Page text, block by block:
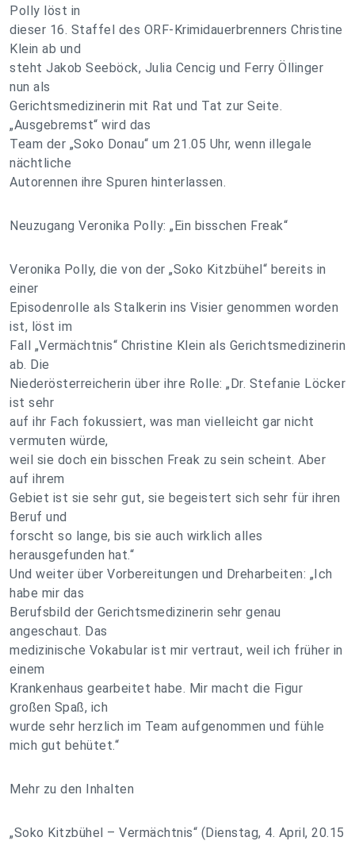
Polly löst in
dieser 16. Staffel des ORF-Krimidauerbrenners Christine
Klein ab und
steht Jakob Seeböck, Julia Cencig und Ferry Öllinger
nun als
Gerichtsmedizinerin mit Rat und Tat zur Seite.
„Ausgebremst“ wird das
Team der „Soko Donau“ um 21.05 Uhr, wenn illegale
nächtliche
Autorennen ihre Spuren hinterlassen.
Neuzugang Veronika Polly: „Ein bisschen Freak“
Veronika Polly, die von der „Soko Kitzbühel“ bereits in
einer
Episodenrolle als Stalkerin ins Visier genommen worden
ist, löst im
Fall „Vermächtnis“ Christine Klein als Gerichtsmedizinerin
ab. Die
Niederösterreicherin über ihre Rolle: „Dr. Stefanie Löcker
ist sehr
auf ihr Fach fokussiert, was man vielleicht gar nicht
vermuten würde,
weil sie doch ein bisschen Freak zu sein scheint. Aber
auf ihrem
Gebiet ist sie sehr gut, sie begeistert sich sehr für ihren
Beruf und
forscht so lange, bis sie auch wirklich alles
herausgefunden hat.“
Und weiter über Vorbereitungen und Dreharbeiten: „Ich
habe mir das
Berufsbild der Gerichtsmedizinerin sehr genau
angeschaut. Das
medizinische Vokabular ist mir vertraut, weil ich früher in
einem
Krankenhaus gearbeitet habe. Mir macht die Figur
großen Spaß, ich
wurde sehr herzlich im Team aufgenommen und fühle
mich gut behütet.“
Mehr zu den Inhalten
„Soko Kitzbühel – Vermächtnis“ (Dienstag, 4. April, 20.15